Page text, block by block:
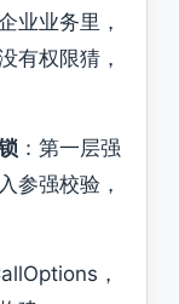
业业务里，
有权限猜，
：第一层强
参强校验，
，